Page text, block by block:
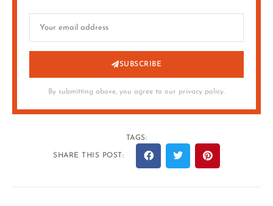
SUBSCRIBE
By submitting above, you agree to our privacy policy.
TAGS:
SHARE THIS POST: